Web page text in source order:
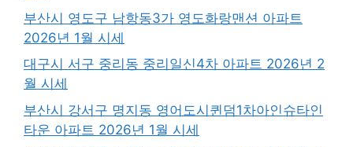
부산시 영도구 남항동3가 영도화랑맨션 아파트
2026년 1월 시세
대구시 서구 중리동 중리일신4차 아파트 2026년 2
월 시세
부산시 강서구 명지동 영어도시퀸덤1차아인슈타인
타운 아파트 2026년 1월 시세